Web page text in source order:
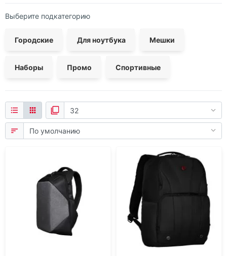
Выберите подкатегорию
Городские Для ноутбука Мешки
Наборы Промо Спортивные